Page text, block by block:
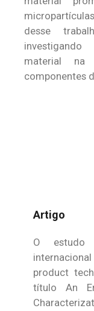
desse
material
componentes
Artigo
O estudo
product
título An